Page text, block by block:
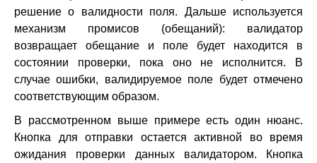
решение о валидности поля. Дальше используется
механизм промисов (обещаний): валидатор
возвращает обещание и поле будет находится в
состоянии проверки, пока оно не исполнится. В
случае ошибки, валидируемое поле будет отмечено
соответствующим образом.
В рассмотренном выше примере есть один нюанс.
Кнопка для отправки остается активной во время
ожидания проверки данных валидатором. Кнопка